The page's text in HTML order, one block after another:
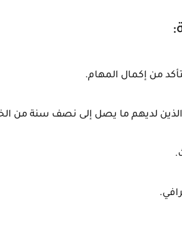
من إكمال المهام.
الذين لديهم ما يصل إلى نصف سنة من